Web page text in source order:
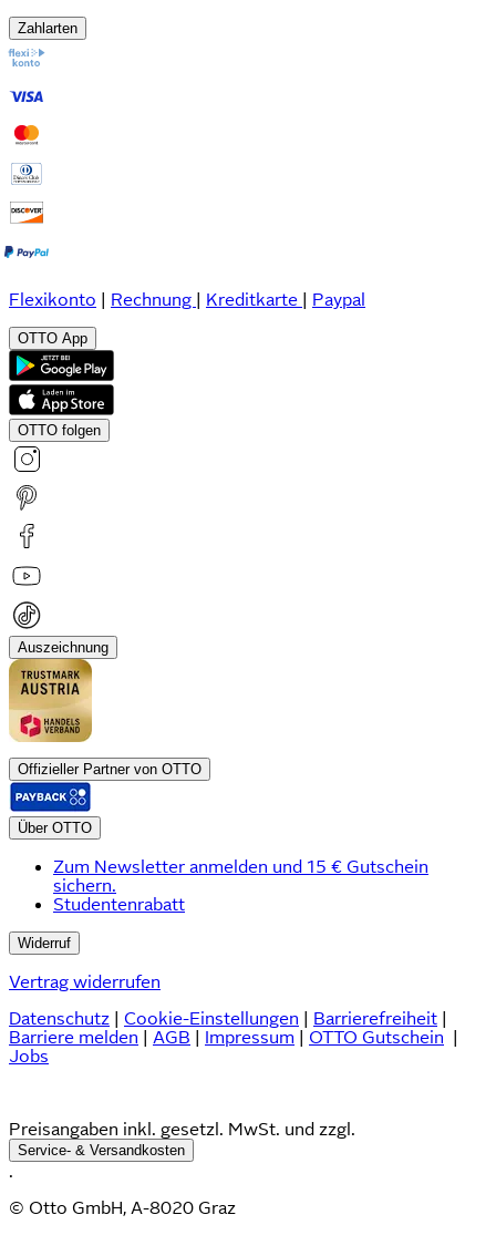
Zahlarten
Flexikonto Rechnung Kreditkarte Paypal
OTTO App
OTTO folgen
Auszeichnung
Offizieller Partner von OTTO
Über OTTO
Zum Newsletter anmelden und 15 € Gutschein
sichern.
Studentenrabatt
Widerruf
Vertrag widerrufen
Datenschutz
Cookie-Einstellungen Barrierefreiheit
Barriere melden
AGB Impressum OTTO Gutschein
Jobs
Preisangaben inkl. gesetzl. MwSt. und zzgl.
Service- & Versandkosten
.
© Otto GmbH, A-8020 Graz